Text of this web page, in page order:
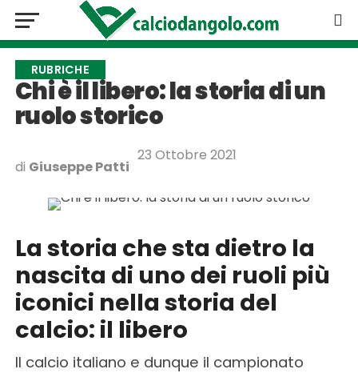
RUBRICHE
Chi è il libero: la storia di un
ruolo storico
di Giuseppe Patti
23 Ottobre 2021
La storia che sta dietro la
nascita di uno dei ruoli più
iconici nella storia del
calcio: il libero
Il calcio italiano e dunque il campionato